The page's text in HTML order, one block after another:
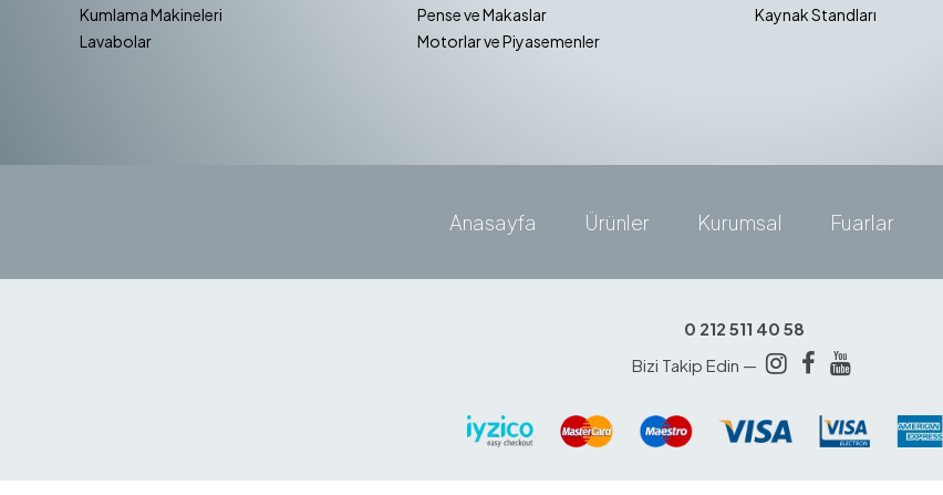
Kumlama Makineleri
Lavabolar
Pense ve Makaslar
Motorlar ve Piyasemenler
Kaynak Standları
Anasayfa Ürünler Kurumsal Fuarlar
0 212 511 40 58
Bizi Takip Edin —